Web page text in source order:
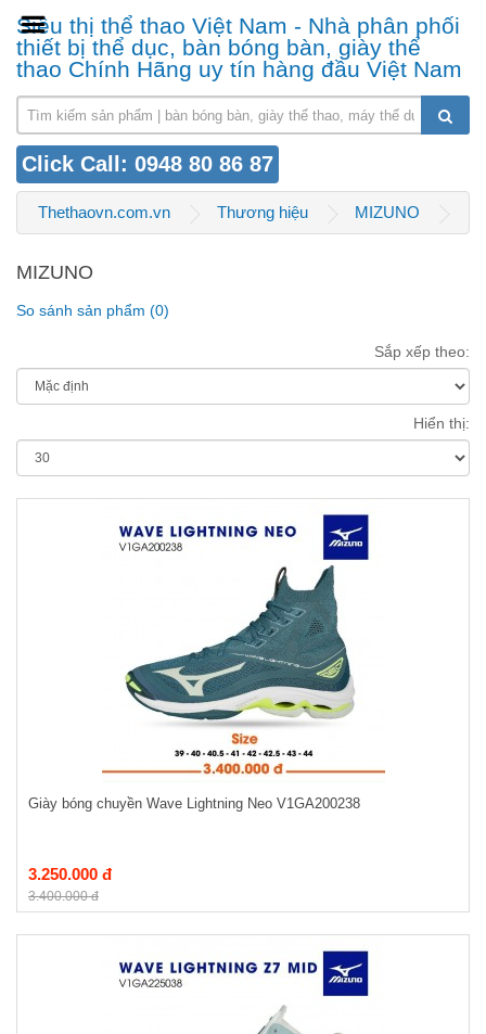
Siêu thị thể thao Việt Nam - Nhà phân phối
thiết bị thể dục, bàn bóng bàn, giày thể
thao Chính Hãng uy tín hàng đầu Việt Nam
Click Call: 0948 80 86 87
Thethaovn.com.vn Thương hiệu MIZUNO
MIZUNO
So sánh sản phẩm (0)
Sắp xếp theo:
Hiển thị:
Giày bóng chuyền Wave Lightning Neo V1GA200238
3.250.000 đ
3.400.000 đ